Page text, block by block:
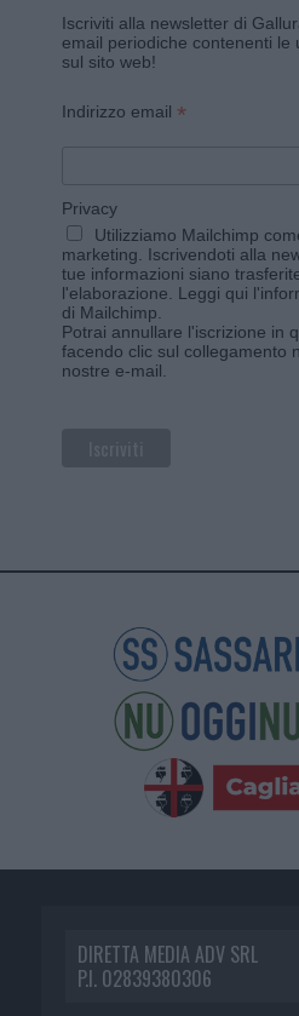
Iscriviti alla newsletter di
email periodiche contenenti le
sul sito web!
Indirizzo email *
Privacy
Utilizziamo Mailchimp
marketing. Iscrivendoti alla
tue informazioni siano
l'elaborazione. Leggi qui
di Mailchimp
Potrai annullare l'iscrizione in
facendo clic sul collegamento
nostre e-mail.
DIRETTA MEDIA ADV SRL
P.I. 02839380306